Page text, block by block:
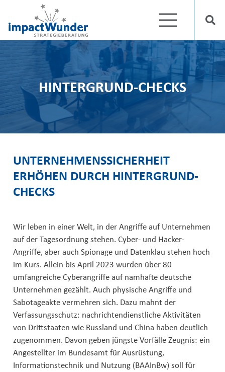
HINTERGRUND-CHECKS
UNTERNEHMENSSICHERHEIT
ERHÖHEN DURCH HINTERGRUND-
CHECKS
Wir leben in einer Welt, in der Angriffe auf Unternehmen
auf der Tagesordnung stehen. Cyber- und Hacker-
Angriffe, aber auch Spionage und Datenklau stehen hoch
im Kurs. Allein bis April 2023 wurden über 80
umfangreiche Cyberangriffe auf namhafte deutsche
Unternehmen gezählt. Auch physische Angriffe und
Sabotageakte vermehren sich. Dazu mahnt der
Verfassungsschutz: nachrichtendienstliche Aktivitäten
von Drittstaaten wie Russland und China haben deutlich
zugenommen. Davon geben jüngste Vorfälle Zeugnis: ein
Angestellter im Bundesamt für Ausrüstung,
Informationstechnik und Nutzung (BAAInBw) soll für